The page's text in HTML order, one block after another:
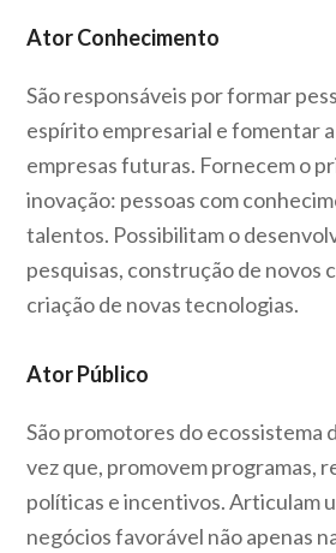
Ator Conhecimento
São responsáveis por formar
espírito empresarial e fomentar
empresas futuras. Fornecem o
inovação: pessoas com
talentos. Possibilitam o
pesquisas, construção de novos
criação de novas tecnologias.
Ator Público
São promotores do ecossistema
vez que, promovem programas,
políticas e incentivos. Articulam
negócios favorável não apenas